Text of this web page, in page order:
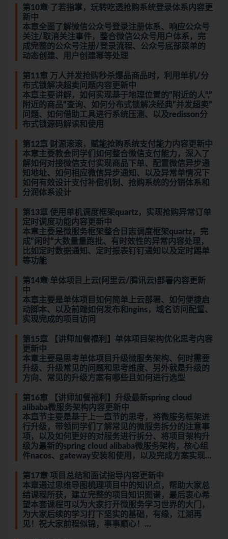
第10章 了若指掌，玩转吃透抢购系统登录体系内容更
新中
本章全面了解微信公众号登录注册体系、响应公众号
关注/取消关注事件，整合微信公众号用户体系，完
成完整的公众号注册/登录流程、公众号底部菜单的
动态创建、用户创建幂等处理
第11章 万人并发抢购秒杀爆品商品时，利用单机/分
布式锁解决超卖问题内容更新中
本章主要讲解，如何实现基于地理位置的”附近的人”,”
附近的商品”查询、如何分布式锁解决经典”并发超卖”
问题、如何借助工具进行系统压测、以及redisson分
布式锁源码解读和使用
第12章 财源滚滚，赋能抢购系统支付能力内容更新中
本章主要教会同学们如何整合微信支付能力，深入了
解如何对接微信支付实现商品下单、配置微信异步通
知地址、如何相应微信异步通知、以及异常单情况下
如何有效设计支付补偿机制、抢购系统的分销体系和
分润体系设计
第13章 使用单机调度框架quartz，实现抢购异常订单
定时调度功能内容更新中
本章主要是微服务框架整合日志调度框架quartz，完
成”闲时”大数量量跑批、有时效性的异常内容处理，
比如定时数据通知、定时报表钉钉通知以及定时踢单
等功能
第14章 单体项目上云(阿里云/腾讯云)部署内容更新
中
本章主要是单体项目如何简单上云部署、如何便捷启
动脚本、以及前端如何发布和ngins，域名访问配置、
实现完成的项目访问
第15章 【讲师加餐福利】单体项目架构优化思考内容
更新中
本章主要是思考单体项目升级微服务架构、何时需要
升级、升级常见的问题和思考维度、另外就是升级的
方向、常见的升级方案有哪些且如何进行选型
第16章 【讲师加餐福利】升级最新spring cloud
alibaba微服务架构内容更新中
本章节主要是基于上一章节的思考，将微服务框架进
行升级，带领同学们了解常见的微服务拆分的注意事
项，以及如何更好的对服务进行拆分、将项目架构升
级为最新的spring cloud alibaba微服务架构，核心组
件nacos、gateway安装和使用，以及完成方案实现…
第17章 项目总结和面试指导内容更新中
本章通过思维导图梳理项目中的知识点，帮助大家总
结课程所获，建立完整的项目知识图谱，最后衷心希
望本套课程可以为大家打开微服务学习世界的大门，
为大家后续的学习打下坚实的基础，有缘，江湖再
见！祝大家前程似锦，事事顺心！…